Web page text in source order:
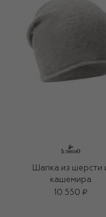
Шапка из шерсти
кашемира
10 550 ₽